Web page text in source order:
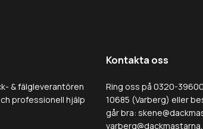
& fälgleverantören
professionell hjälp
Kontakta oss
Ring oss på 0320-
10685 (Varberg) eller
går bra: